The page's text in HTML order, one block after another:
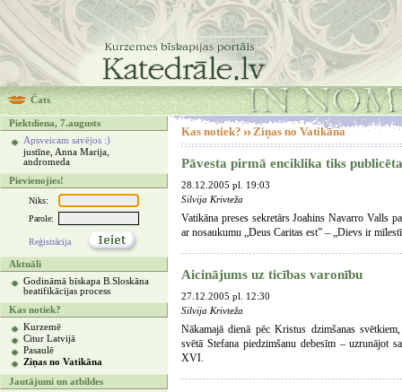
Čats
Piektdiena, 7.augusts
Apsveicam savējos :)
justīne, Anna Marija,
andromeda
Pievienojies!
Niks:
Parole:
Reģistrācija
Aktuāli
Godināmā bīskapa B.Sloskāna
beatifikācijas process
Kas notiek?
Kurzemē
Citur Latvijā
Pasaulē
Ziņas no Vatikāna
Jautājumi un atbildes
Kas notiek? Ziņas no Vatikāna
Pāvesta pirmā enciklika tiks
28.12.2005 pl. 19:03
Silvija Krivteža
Vatikāna preses sekretārs Joahins Navarro Valls
ar nosaukumu „Deus Caritas est” – „Dievs ir
Aicinājums uz ticības varonību
27.12.2005 pl. 12:30
Silvija Krivteža
Nākamajā dienā pēc Kristus dzimšanas
svētā Stefana piedzimšanu debesīm – uzrunājot
XVI.